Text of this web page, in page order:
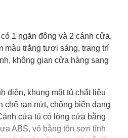
có 1 ngăn đông và 2 cánh cửa,
màu trắng tươi sáng, trang trí
không gian cửa hàng sang
điện, khung mặt tủ chất liệu
chế rạn nứt, chống biến dạng
cửa tủ có lòng cửa bằng
ABS, vỏ bằng tôn sơn tĩnh